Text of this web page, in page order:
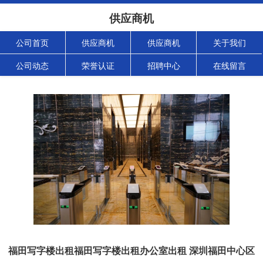
供应商机
公司首页 供应商机 供应商机 关于我们
公司动态 荣誉认证 招聘中心 在线留言
福田写字楼出租福田写字楼出租办公室出租 深圳福田中心区